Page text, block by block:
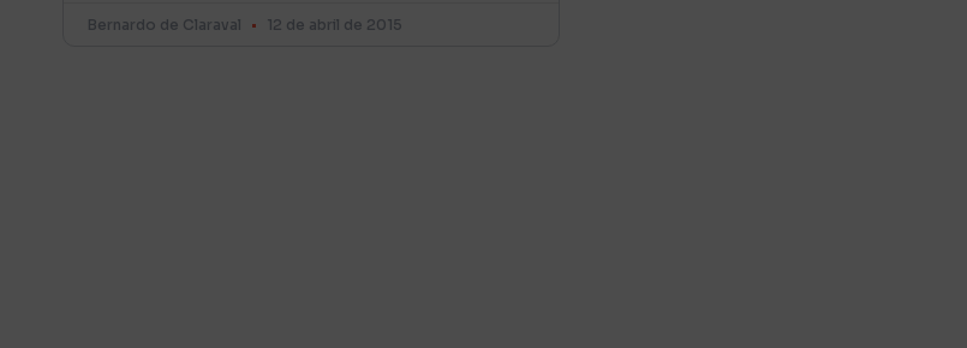
Bernardo de Claraval 12 de abril de 2015